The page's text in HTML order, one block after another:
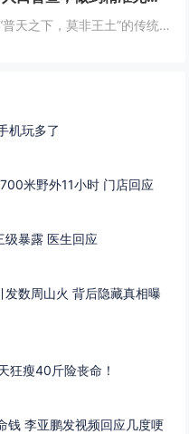
人口普查，古来有之。按照“普天之下，莫非王土”的传统，将户籍统计纳入到细化准确这一办法，我国在世界历史上都属于遥遥领先者。那么在古代没有任何今天的完整统计技术，是怎么做到精确统计的呢？人口直接关系到兴...
机玩多了
米野外11小时 门店回应
级暴露 医生回应
数周山火 背后隐藏真相曝
狂瘦40斤险丧命！
李亚鹏发视频回应几度哽